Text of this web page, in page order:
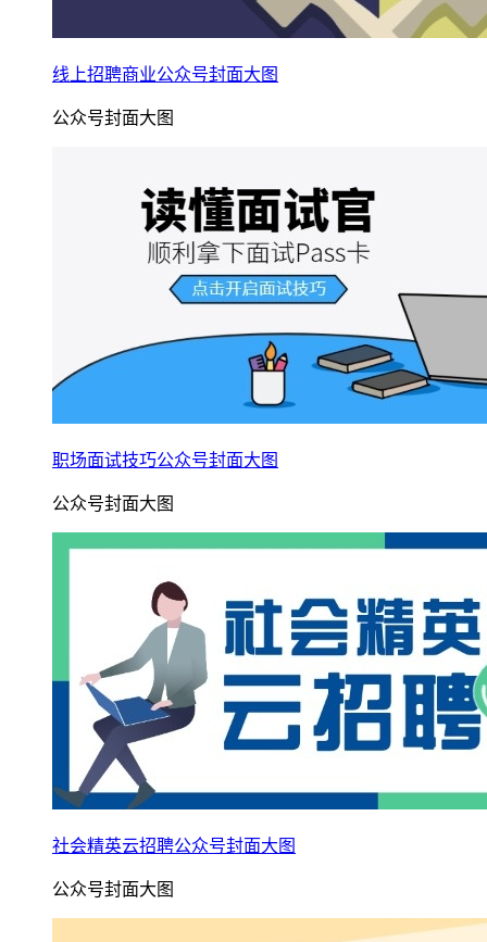
线上招聘商业公众号封面大图
公众号封面大图
职场面试技巧公众号封面大图
公众号封面大图
社会精英云招聘公众号封面大图
公众号封面大图